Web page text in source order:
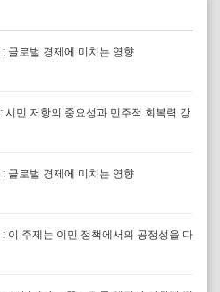
: 글로벌 경제에 미치는 영향
시민 저항의 중요성과 민주적 회복력 강
: 글로벌 경제에 미치는 영향
: 이 주제는 이민 정책에서의 공정성을 다